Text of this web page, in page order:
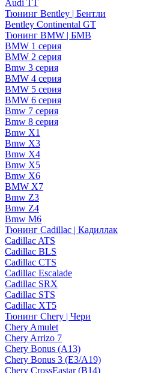
Audi TT
Тюнинг Bentley | Бентли
Bentley Continental GT
Тюнинг BMW | БМВ
BMW 1 серия
BMW 2 серия
Bmw 3 серия
BMW 4 серия
BMW 5 серия
BMW 6 серия
Bmw 7 серия
Bmw 8 серия
Bmw X1
Bmw X3
Bmw X4
Bmw X5
Bmw X6
BMW X7
Bmw Z3
Bmw Z4
Bmw М6
Тюнинг Cadillac | Кадиллак
Cadillac ATS
Cadillac BLS
Cadillac CTS
Cadillac Escalade
Cadillac SRX
Cadillac STS
Cadillac XT5
Тюнинг Chery | Чери
Chery Amulet
Chery Arrizo 7
Chery Bonus (A13)
Chery Bonus 3 (E3/A19)
Chery CrossEastar (B14)